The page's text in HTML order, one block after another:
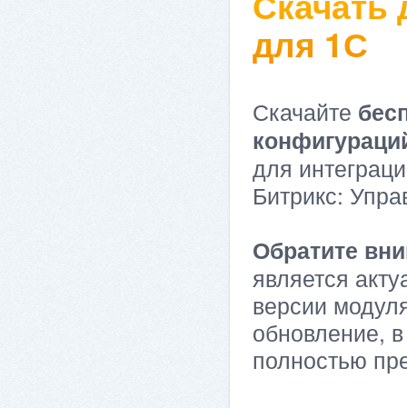
для 1С
Скачайте
для
Битрикс:
Обратите
является
версии
обновление,
полностью